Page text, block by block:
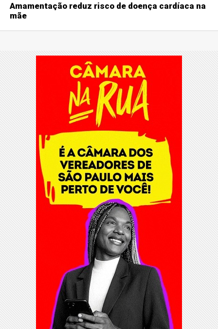
Amamentação reduz risco de doença cardíaca na
mãe